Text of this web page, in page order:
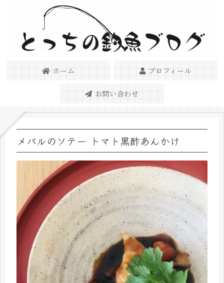
ホーム プロフィール
お問い合わせ
メバルのソテー トマト黒酢あんかけ